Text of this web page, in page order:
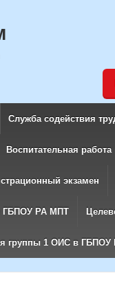
Служба содействия
Воспитательная работа
экзамен
ГБПОУ РА МПТ
группы 1 ОИС в ГБПОУ